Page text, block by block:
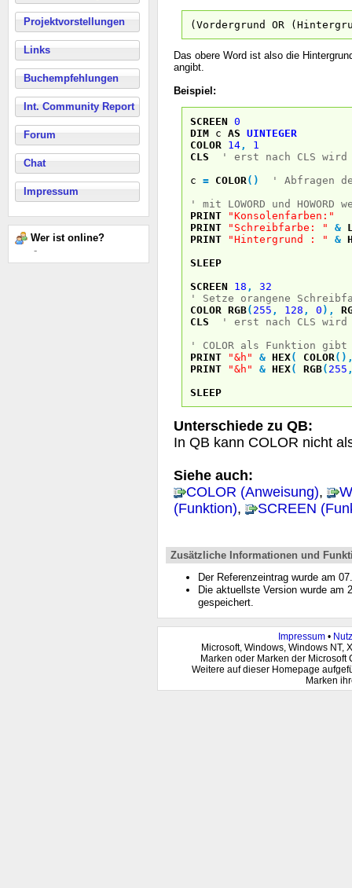
Projektvorstellungen
Links
Buchempfehlungen
Int. Community Report
Forum
Chat
Impressum
Wer ist online?
-
(Vordergrund OR
Das obere Word ist also die
angibt.
Beispiel:
SCREEN 0
DIM c AS UINTEGER
COLOR 14,
1
CLS
' erst nach CLS
c = COLOR( )
' Abfragen
' mit LOWORD und
PRINT
"Konsolenfarben:"
PRINT
"Schreibfarbe: " &
PRINT
"Hintergrund : " &
SLEEP
SCREEN
18 ,
32
' Setze orangene
COLOR RGB( 255 , 128 , 0 ) ,
CLS
' erst nach CLS
' COLOR als Funktion
PRINT
"&h" & HEX( COLOR( )
PRINT
"&h" & HEX( RGB( 255
SLEEP
Unterschiede zu QB:
In QB kann COLOR nicht
Siehe auch:
COLOR (Anweisung),
(Funktion), SCREEN
Zusätzliche Informationen und
Der Referenzeintrag wurde am
Die aktuellste Version wurde am
gespeichert.
Impressum•
Microsoft, Windows, Windows NT,
Marken oder Marken der
Weitere auf dieser Homepage
Marken